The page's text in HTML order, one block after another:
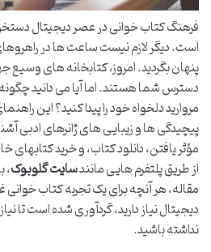
فرهنگ کتاب خوانی در عصر دیجیتال
است. دیگر لازم نیست ساعت ها در
پنهان بگردید. امروز، کتابخانه های وسیع
دسترس شما هستند. اما آیا می دانید
مروارید دلخواه خود را پیدا کنید؟ این
پیچیدگی ها و زیبایی های ژانرهای ادبی
مؤثر یافتن، دانلود کتاب، و خرید کتابهای
از طریق پلتفرم هایی مانندسایت گلوبوک
مقاله، هر آنچه برای یک تجربه کتاب
دیجیتال نیاز دارید، گردآوری شده است تا
نداشته باشید.